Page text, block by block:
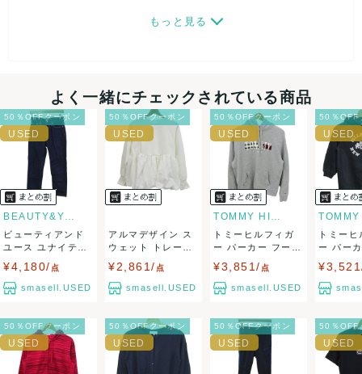
画像ダウンロードなので、転売にも最適♪
ネコポスの場合は日時指定ができませんので、ご了承下さい
ませ。
USED品に関しましては、見る方によって状態の価値観が異な
りますので、トラブルを避けるため、神経質な方や完璧な商
品を求められる方は御購入をお控えください。
また商品には細心の注意をはらっておりますが、何かござい
い致します。対応できることがあれば、誠意をもって対応致
します。
もっと見る
よく一緒にチェックされている商品
50％OFFクーポン
BEAUTY&YOUTH UNITED...
ビューティアンド
ユース ユナイテッ
¥4,180/ 点
smasell.USED
50％OFFクーポン
アルマデザイン ス
ウェット トレーナ
¥2,861/ 点
smasell.USED
50％OFFクーポン
TOMMY HILFIGER
トミーヒルフィガ
ー パーカー フーデ
¥3,851/ 点
smasell.USED
50％OFF
トミー
ー パー
50％OFFクーポン 50％OFFクーポン 50％OFFクーポン 50％OFF